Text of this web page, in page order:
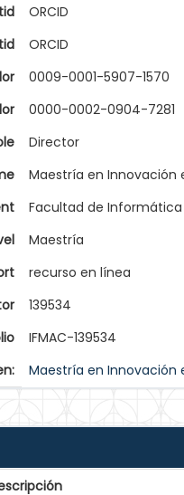
ORCID
ORCID
0009-0001-5907-1570
0000-0002-0904-7281
Director
Maestría en Innovación
Facultad de Informática
Maestría
recurso en línea
139534
IFMAC-139534
Maestría en Innovación